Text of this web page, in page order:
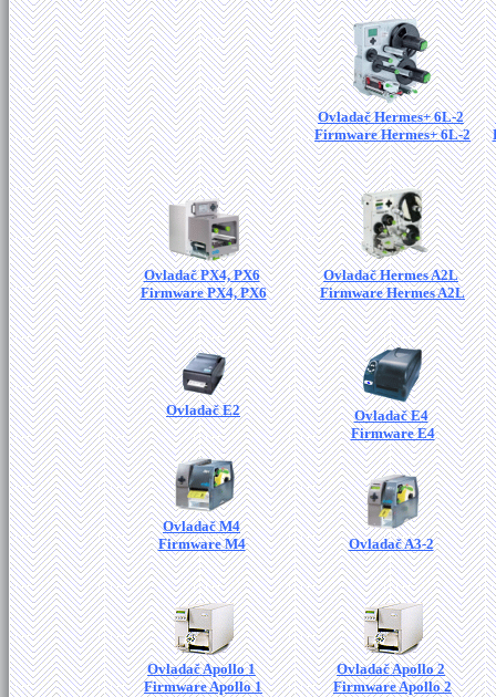
Ovladač Hermes+ 6L-2
Firmware Hermes+ 6L-2
Ovladač PX4, PX6
Firmware PX4, PX6
Ovladač Hermes A2L
Firmware Hermes A2L
Ovladač E2
Ovladač E4
Firmware E4
Ovladač M4
Firmware M4
Ovladač A3-2
Ovladač Apollo 1
Firmware Apollo 1
Ovladač Apollo 2
Firmware Apollo 2